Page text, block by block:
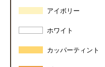
アイボリー
ホワイト
カッパーティント